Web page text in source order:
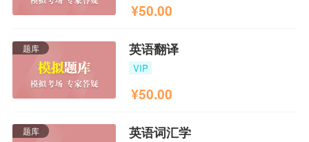
¥50.00
题库 英语翻译
VIP
¥50.00
题库 英语词汇学